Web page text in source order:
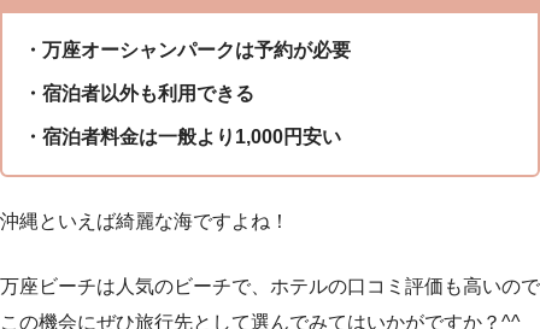
・万座オーシャンパークは予約が必要
・宿泊者以外も利用できる
・宿泊者料金は一般より1,000円安い
沖縄といえば綺麗な海ですよね！
万座ビーチは人気のビーチで、ホテルの口コミ評価も高いので
この機会にぜひ旅行先として選んでみてはいかがですか？^^